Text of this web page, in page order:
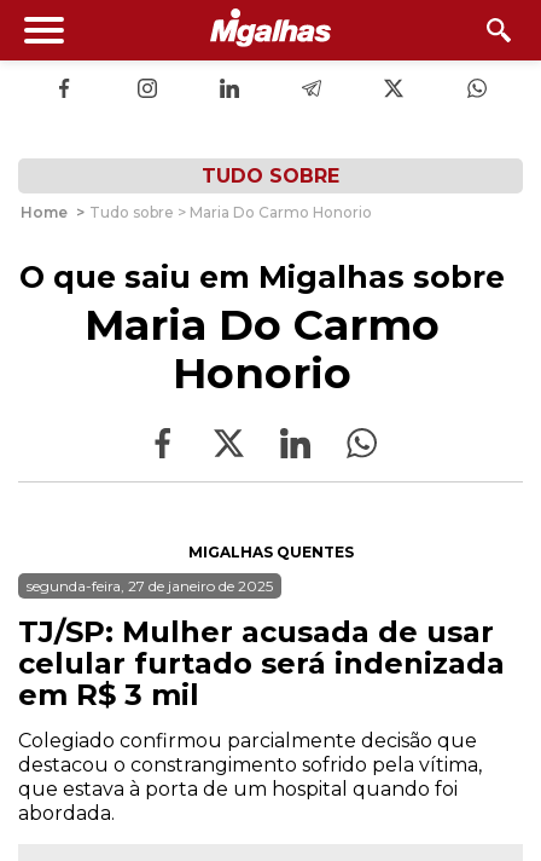
TUDO SOBRE
Home > Tudo sobre > Maria Do Carmo Honorio
O que saiu em Migalhas sobre
Maria Do Carmo
Honorio
MIGALHAS QUENTES
segunda-feira, 27 de janeiro de 2025
TJ/SP: Mulher acusada de usar
celular furtado será indenizada
em R$ 3 mil
Colegiado confirmou parcialmente decisão que
destacou o constrangimento sofrido pela vítima,
que estava à porta de um hospital quando foi
abordada.